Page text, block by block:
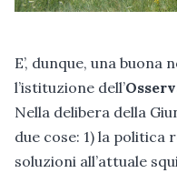
E’, dunque, una
l’istituzione dell’
Nella delibera della
due cose: 1) la
soluzioni all’attuale